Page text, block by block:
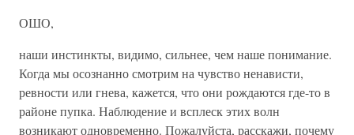
ОШО,
наши инстинкты, видимо, сильнее, чем наше понимание.
Когда мы осознанно смотрим на чувство ненависти,
ревности или гнева, кажется, что они рождаются где-то в
районе пупка. Наблюдение и всплеск этих волн
возникают одновременно. Пожалуйста, расскажи, почему